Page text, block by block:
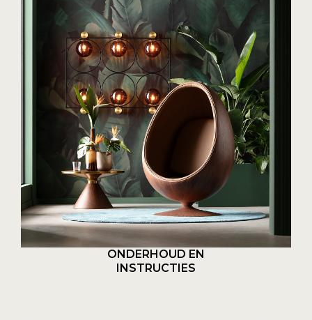
ONDERHOUD EN
INSTRUCTIES